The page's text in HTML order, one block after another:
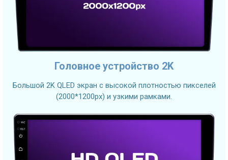
Головное устройство 2K
Большой 2K QLED экран с высокой плотностью пикселей
(2000*1200px) и узкими рамками.